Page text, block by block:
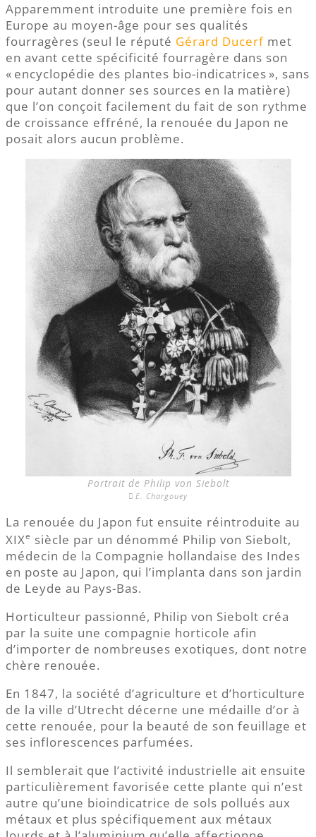
Apparemment introduite une première fois en
Europe au moyen-âge pour ses qualités
fourragères (seul le réputé Gérard Ducerf met
en avant cette spécificité fourragère dans son
« encyclopédie des plantes bio-indicatrices », sans
pour autant donner ses sources en la matière)
que l’on conçoit facilement du fait de son rythme
de croissance effréné, la renouée du Japon ne
posait alors aucun problème.
Portrait de Philip von Siebolt
E. Chargouey
La renouée du Japon fut ensuite réintroduite au
XIXe siècle par un dénommé Philip von Siebolt,
médecin de la Compagnie hollandaise des Indes
en poste au Japon, qui l’implanta dans son jardin
de Leyde au Pays-Bas.
Horticulteur passionné, Philip von Siebolt créa
par la suite une compagnie horticole afin
d’importer de nombreuses exotiques, dont notre
chère renouée.
En 1847, la société d’agriculture et d’horticulture
de la ville d’Utrecht décerne une médaille d’or à
cette renouée, pour la beauté de son feuillage et
ses inflorescences parfumées.
Il semblerait que l’activité industrielle ait ensuite
particulièrement favorisée cette plante qui n’est
autre qu’une bioindicatrice de sols pollués aux
métaux et plus spécifiquement aux métaux